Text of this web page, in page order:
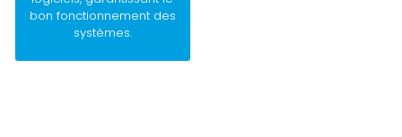
bon fonctionnement des
systèmes.